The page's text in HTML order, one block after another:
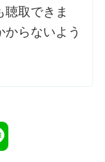
取できま
らないよう